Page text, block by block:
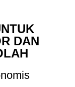
DAN